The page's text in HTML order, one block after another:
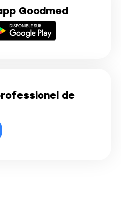
Goodmed
de